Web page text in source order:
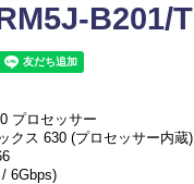
B201/T
プロセッサー
クス 630 (プロセッサー内蔵)
6Gbps)